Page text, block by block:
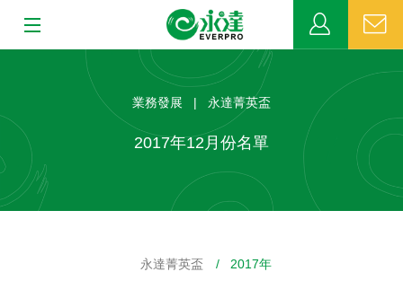
MDRT
業務發展 | 永達菁英盃
2017年12月份名單
永達菁英盃 / 2017年